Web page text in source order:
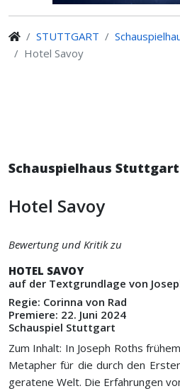
STUTTGART
Hotel Savoy
Schauspielhaus Stuttgart
Hotel Savoy
Bewertung und Kritik zu
HOTEL SAVOY
auf der Textgrundlage von
Regie: Corinna von Rad
Premiere: 22. Juni 2024
Schauspiel Stuttgart
Zum Inhalt: In Joseph Roths
Metapher für die durch den
geratene Welt. Die Erfahrungen